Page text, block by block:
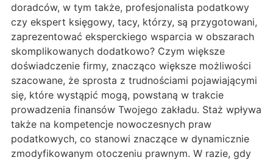
doradców, w tym także, profesjonalista podatkowy
czy ekspert księgowy, tacy, którzy, są przygotowani,
zaprezentować eksperckiego wsparcia w obszarach
skomplikowanych dodatkowo? Czym większe
doświadczenie firmy, znacząco większe możliwości
szacowane, że sprosta z trudnościami pojawiającymi
się, które wystąpić mogą, powstaną w trakcie
prowadzenia finansów Twojego zakładu. Staż wpływa
także na kompetencje nowoczesnych praw
podatkowych, co stanowi znaczące w dynamicznie
zmodyfikowanym otoczeniu prawnym. W razie, gdy